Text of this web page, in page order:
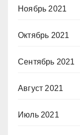
Ноябрь 2021
Октябрь 2021
Сентябрь 2021
Август 2021
Июль 2021